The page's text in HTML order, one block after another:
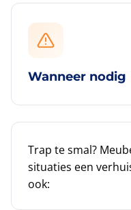
Wanneer nodig
Trap te smal?
situaties een
ook: